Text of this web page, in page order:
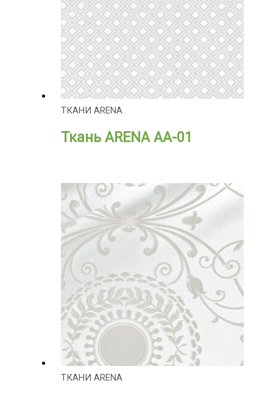
ТКАНИ ARENA
Ткань ARENA АА-01
ТКАНИ ARENA